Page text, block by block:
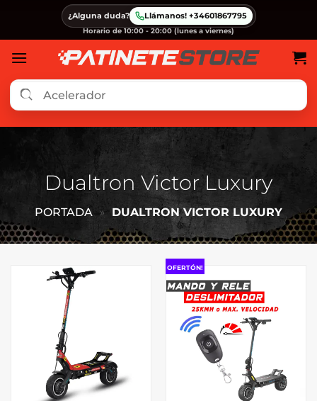
contenido
¿Alguna duda? Llámanos! +34601867795
Horario de 10:00 - 20:00 (lunes a viernes)
Dualtron Victor Luxury
PORTADA » DUALTRON VICTOR LUXURY
OFERTÓN!